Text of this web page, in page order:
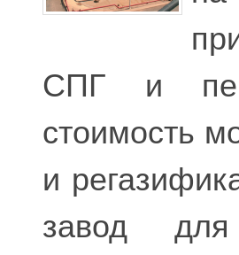
СПГ и
стоимость
и
завод